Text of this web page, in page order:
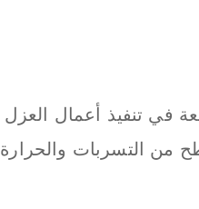
تنفيذ أعمال العزل
من التسربات